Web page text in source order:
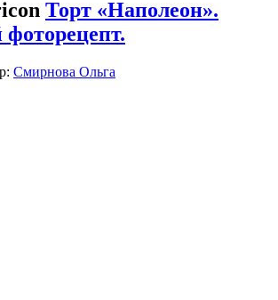
Торт «Наполеон».
Смирнова Ольга